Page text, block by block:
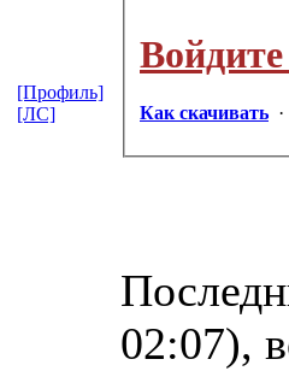
Как скачивать ·
02:07),
[Профиль]
[ЛС]